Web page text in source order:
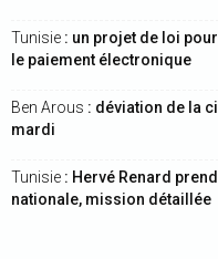
Tunisie : un projet de loi
le paiement électronique
Ben Arous : déviation de la
mardi
Tunisie : Hervé Renard
nationale, mission détaillée